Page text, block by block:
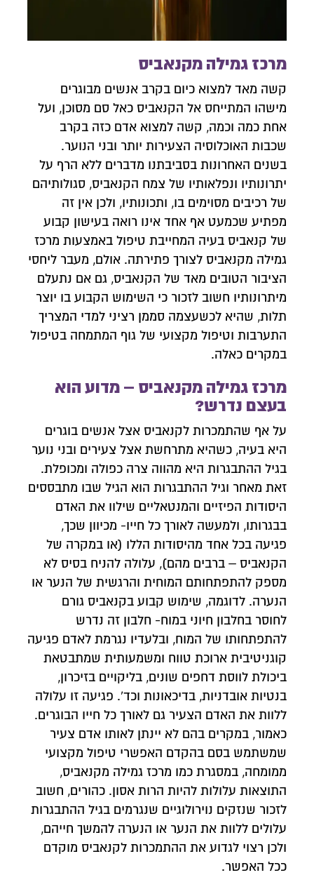
צרו איתנו קשר
השאירו פרטים ונחזור אליכם לשיחת יעוץ אנונימית
מרכז גמילה מקנאביס
קשה מאד למצוא כיום בקרב אנשים מבוגרים
מישהו המתייחס אל הקנאביס כאל סם מסוכן, ועל
אחת כמה וכמה, קשה למצוא אדם כזה בקרב
שכבות האוכלוסיה הצעירות יותר ובני הנוער.
בשנים האחרונות בסביבתנו מדברים ללא הרף על
יתרונותיו ונפלאותיו של צמח הקנאביס, סגולותיהם
של רכיבים מסוימים בו, ותכונותיו, ולכן אין זה
מפתיע שכמעט אף אחד אינו רואה בעישון קבוע
של קנאביס בעיה המחייבת טיפול באמצעות מרכז
גמילה מקנאביס לצורך פתירתה. אולם, מעבר ליחסי
הציבור הטובים מאד של הקנאביס, גם אם נתעלם
מיתרונותיו חשוב לזכור כי השימוש הקבוע בו יוצר
תלות, שהיא לכשעצמה סממן רציני למדי המצריך
התערבות וטיפול מקצועי של גוף המתמחה בטיפול
במקרים כאלה.
מרכז גמילה מקנאביס – מדוע הוא
בעצם נדרש?
על אף שהתמכרות לקנאביס אצל אנשים בוגרים
היא בעיה, כשהיא מתרחשת אצל צעירים ובני נוער
בגיל ההתבגרות היא מהווה צרה כפולה ומכופלת.
זאת מאחר וגיל ההתבגרות הוא הגיל שבו מתבססים
היסודות הפיזיים והמנטאליים שילוו את האדם
בבגרותו, ולמעשה לאורך כל חייו- מכיוון שכך,
פגיעה בכל אחד מהיסודות הללו (או במקרה של
הקנאביס – ברבים מהם), עלולה להניח בסיס לא
מספק להתפתחותם המוחית והרגשית של הנער או
הנערה. לדוגמה, שימוש קבוע בקנאביס גורם
לחוסר בחלבון חיוני במוח- חלבון זה נדרש
להתפתחותו של המוח, ובלעדיו נגרמת לאדם פגיעה
קוגניטיבית ארוכת טווח ומשמעותית שמתבטאת
ביכולת לווסת דחפים שונים, בליקויים בזיכרון,
בנטיות אובדניות, בדיכאונות וכד'. פגיעה זו עלולה
ללוות את האדם הצעיר גם לאורך כל חייו הבוגרים.
כאמור, במקרים בהם לא יינתן לאותו אדם צעיר
שמשתמש בסם בהקדם האפשרי טיפול מקצועי
ממומחה, במסגרת כמו מרכז גמילה מקנאביס,
התוצאות עלולות להיות הרות אסון. כהורים, חשוב
לזכור שנזקים נוירולוגיים שנגרמים בגיל ההתבגרות
עלולים ללוות את הנער או הנערה להמשך חייהם,
ולכן רצוי לגדוע את ההתמכרות לקנאביס מוקדם
ככל האפשר.